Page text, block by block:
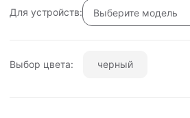
Для устройств: Выберите модель
Выбор цвета: черный